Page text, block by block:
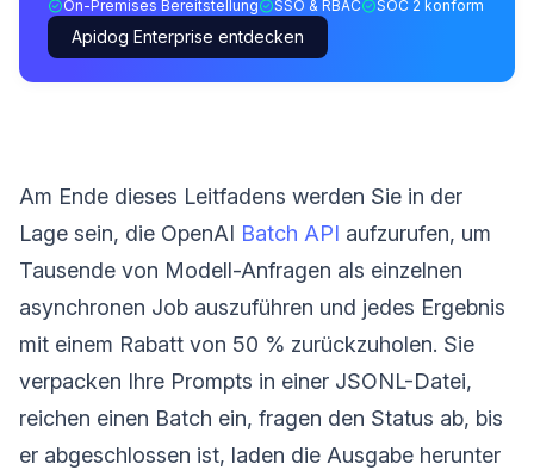
On-Premises Bereitstellung SSO & RBAC SOC 2 konform
Apidog Enterprise entdecken
Am Ende dieses Leitfadens werden Sie in der
Lage sein, die OpenAI Batch API aufzurufen, um
Tausende von Modell-Anfragen als einzelnen
asynchronen Job auszuführen und jedes Ergebnis
mit einem Rabatt von 50 % zurückzuholen. Sie
verpacken Ihre Prompts in einer JSONL-Datei,
reichen einen Batch ein, fragen den Status ab, bis
er abgeschlossen ist, laden die Ausgabe herunter